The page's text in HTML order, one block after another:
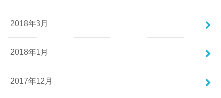
2018年3月
2018年1月
2017年12月